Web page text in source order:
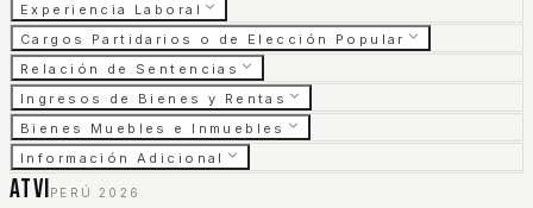
Experiencia Laboral
Cargos Partidarios o de Elección Popular
Relación de Sentencias
Ingresos de Bienes y Rentas
Bienes Muebles e Inmuebles
Información Adicional
ATVI PERÚ 2026